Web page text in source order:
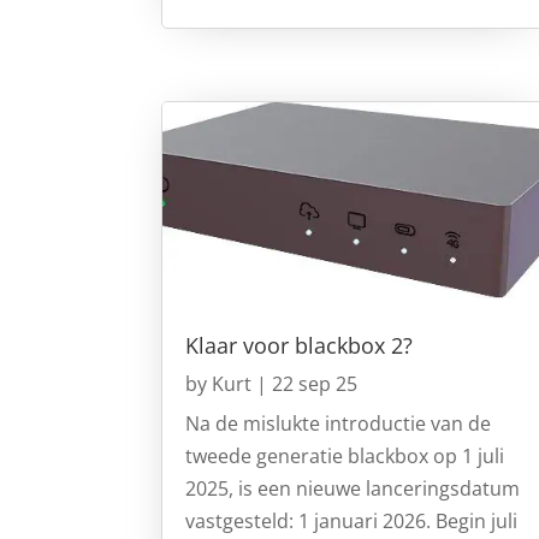
Klaar voor blackbox 2?
by Kurt |22 sep 25
Na de mislukte introductie van de
tweede generatie blackbox op 1 juli
2025, is een nieuwe lanceringsdatum
vastgesteld: 1 januari 2026. Begin juli